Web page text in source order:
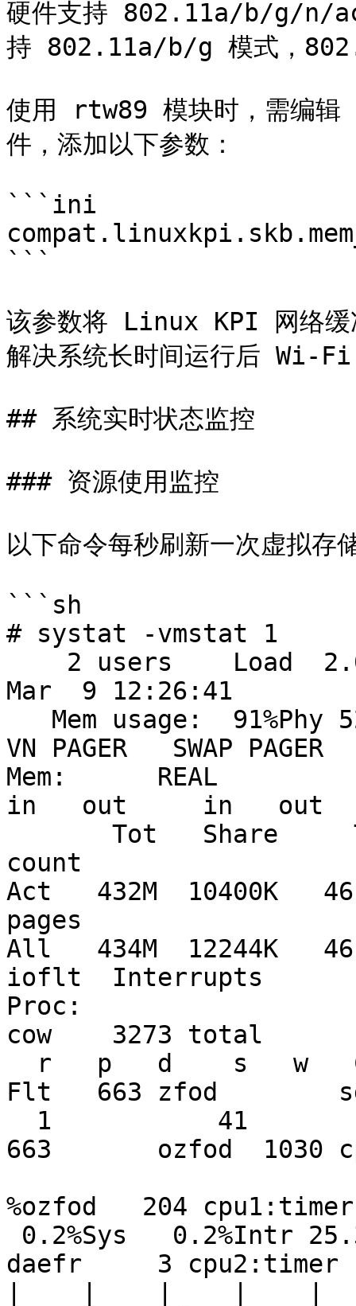
硬件支持 802.11a/b/g/n/
持 802.11a/b/g 模式，
使用 rtw89 模块时，需
件，添加以下参数：
```ini
```
该参数将 Linux KPI 网络缓
解决系统长时间运行后 Wi-
## 系统实时状态监控
### 资源使用监控
以下命令每秒刷新一次虚拟存
```sh
# systat -vmstat 1
Mar  9 12:26:41
VN PAGER   SWAP PAGER
Mem:      REAL
in   out     in   out
count
Act   432M  10400K
pages
All   434M  12244K
ioflt  Interrupts
Proc:
cow    3273 total
Flt   663 zfod
663       ozfod  1030
%ozfod   204 cpu1:timer
daefr     3 cpu2:timer